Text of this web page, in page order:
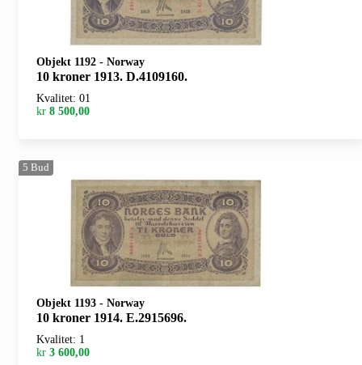
Objekt 1192 - Norway
10 kroner 1913. D.4109160.
Kvalitet: 01
kr 8 500,00
5 Bud
Objekt 1193 - Norway
10 kroner 1914. E.2915696.
Kvalitet: 1
kr 3 600,00